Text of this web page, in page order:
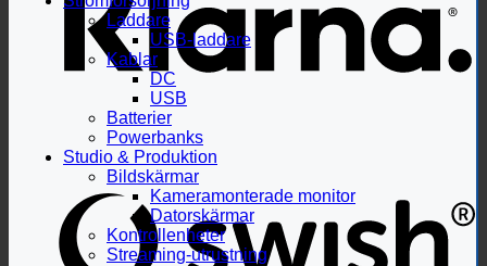
Laddare
USB-laddare
Kablar
DC
USB
Batterier
Powerbanks
Studio & Produktion
Bildskärmar
Kameramonterade monitor
Datorskärmar
Kontrollenheter
Streaming-utrustning